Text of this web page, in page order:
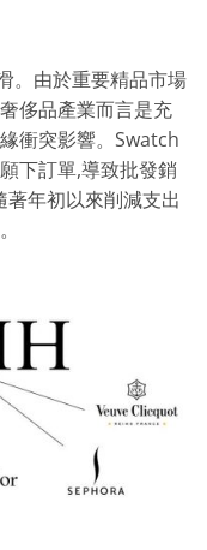
。由於重要精品市場
侈品產業而言是充
衝突影響。Swatch
下訂單,導致批發銷
年初以來削減支出